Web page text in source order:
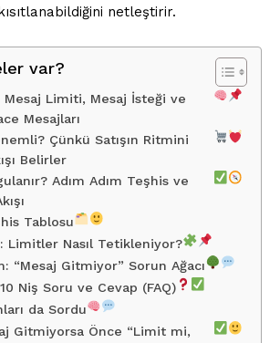
netleştirir.
var?
Mesaj Limiti, Mesaj İsteği ve
Mesajları
Çünkü Satışın Ritmini
Belirler
Adım Adım Teşhis ve
Tablosu
Limitler Nasıl Tetikleniyor?
“Mesaj Gitmiyor” Sorun Ağacı
Niş Soru ve Cevap (FAQ)
da Sordu
Gitmiyorsa Önce “Limit mi,